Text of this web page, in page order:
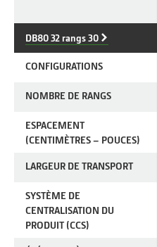
DB80 32 rangs 30
CONFIGURATIONS
NOMBRE DE RANGS
ESPACEMENT
(CENTIMÈTRES – POUCES)
LARGEUR DE TRANSPORT
SYSTÈME DE
CENTRALISATION DU
PRODUIT (CCS)